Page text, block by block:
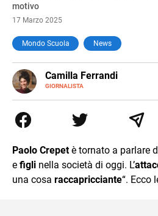
motivo
17 Marzo 2025
Mondo Scuola News
Camilla Ferrandi
GIORNALISTA
E-
MAIL
LINKEDIN
di trasformare la passione
da lì non mi sono più fermata.
mente.
Paolo Crepetè tornato a parlare
e figli nella società di oggi. L’
una cosa raccapricciante“. Ecco